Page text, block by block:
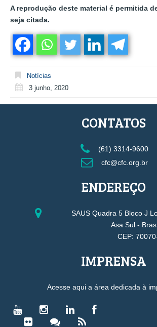
A reprodução deste material é permitida
seja citada.
Notícias
3 junho, 2020
CONTATOS
(61) 3314-9600
cfc@cfc.org.br
ENDEREÇO
SAUS Quadra 5 Bloco J
Asa Sul -
CEP:
IMPRENSA
Acesse aqui a área dedicada à